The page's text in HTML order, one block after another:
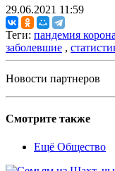
29.06.2021 11:59
Теги: пандемия
заболевшие ,
Новости партнеров
Смотрите также
Ещё Общество